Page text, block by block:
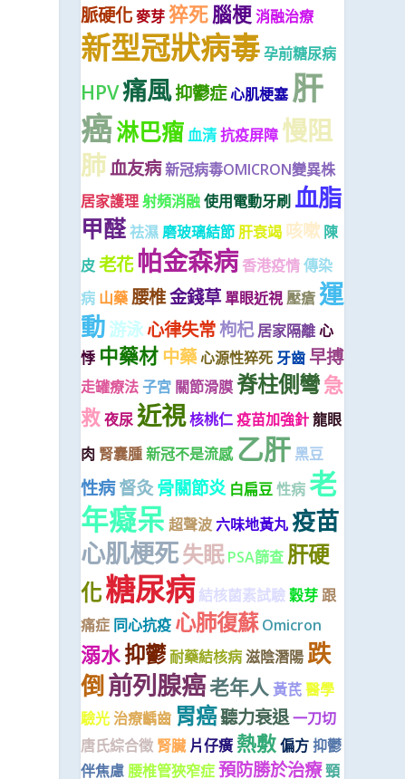
脈硬化麥芽猝死腦梗消融治療
新型冠狀病毒孕前糖尿病
HPV痛風抑鬱症心肌梗塞 肝
癌淋巴瘤血清抗疫屏障 慢阻
肺血友病新冠病毒OMICRON變異株
居家護理射頻消融使用電動牙刷 血脂
甲醛祛濕磨玻璃結節 肝衰竭 咳嗽 陳
皮老花帕金森病 香港疫情傳染
病 山藥腰椎金錢草 單眼近視壓瘡運
動游泳心律失常枸杞 居家隔離心
悸 中藥材中藥心源性猝死牙齒 早搏
走罐療法子宮 關節滑膜脊柱側彎急
救夜尿近視核桃仁疫苗加強針龍眼
肉 腎囊腫新冠不是流感 乙肝 黑豆
性病督灸骨關節炎 白扁豆性病老
年癡呆 超聲波 六味地黃丸疫苗
心肌梗死失眠 PSA篩查 肝硬
化糖尿病 結核菌素試驗穀芽跟
痛症 同心抗疫 心肺復蘇 Omicron
溺水抑鬱耐藥結核病滋陰潛陽 跌
倒前列腺癌老年人 黃芪醫學
驗光治療齲齒 胃癌聽力衰退一刀切
唐氏綜合徵 腎臟 片仔癀熱敷偏方抑鬱
伴焦慮 腰椎管狹窄症預防勝於治療頸